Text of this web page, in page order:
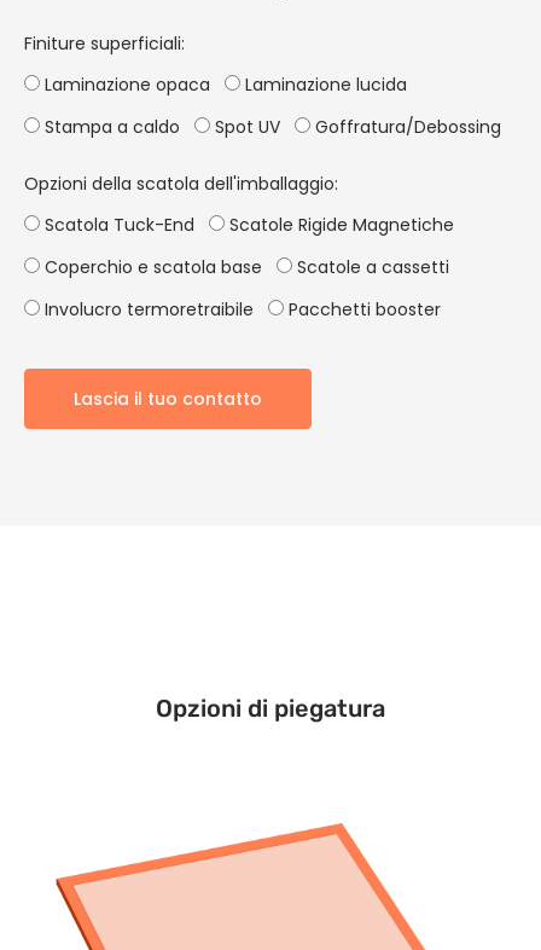
Finiture superficiali:
Laminazione opaca
Laminazione lucida
Stampa a caldo
Spot UV Goffratura/Debossing
Opzioni della scatola dell'imballaggio:
Scatola Tuck-End
Scatole Rigide Magnetiche
Coperchio e scatola base
Scatole a cassetti
Involucro termoretraibile
Pacchetti booster
Lascia il tuo contatto
Opzioni di piegatura